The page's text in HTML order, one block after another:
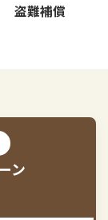
盗難補償
ン